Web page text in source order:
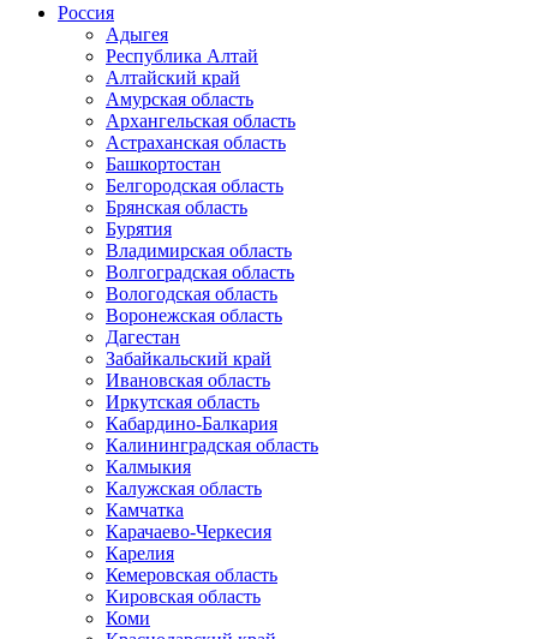
Россия
Адыгея
Республика Алтай
Алтайский край
Амурская область
Архангельская область
Астраханская область
Башкортостан
Белгородская область
Брянская область
Бурятия
Владимирская область
Волгоградская область
Вологодская область
Воронежская область
Дагестан
Забайкальский край
Ивановская область
Иркутская область
Кабардино-Балкария
Калининградская область
Калмыкия
Калужская область
Камчатка
Карачаево-Черкесия
Карелия
Кемеровская область
Кировская область
Коми